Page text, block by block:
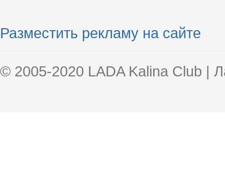
Разместить рекламу на сайте
© 2005-2020 LADA Kalina Club |